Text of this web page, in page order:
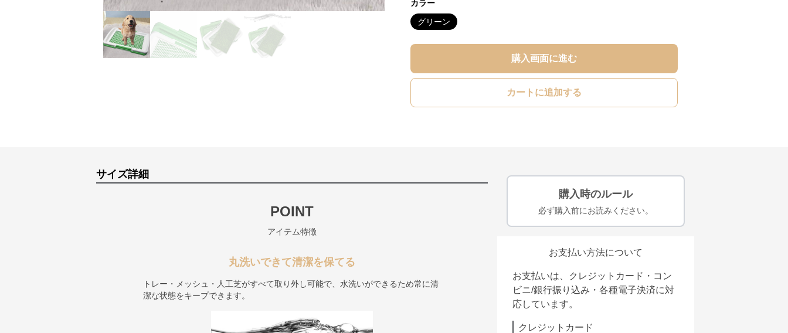
カラー
グリーン
購入画面に進む
カートに追加する
サイズ詳細
POINT
アイテム特徴
丸洗いできて清潔を保てる
トレー・メッシュ・人工芝がすべて取り外し可能で、水洗いができるため常に清
潔な状態をキープできます。
購入時のルール
必ず購入前にお読みください。
お支払い方法について
お支払いは、クレジットカード・コン
ビニ/銀行振り込み・各種電子決済に対
応しています。
クレジットカード